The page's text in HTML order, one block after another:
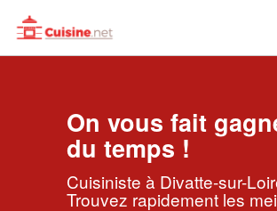
On vous fait
du temps !
Cuisiniste à Divatte-sur-
Trouvez rapidement les